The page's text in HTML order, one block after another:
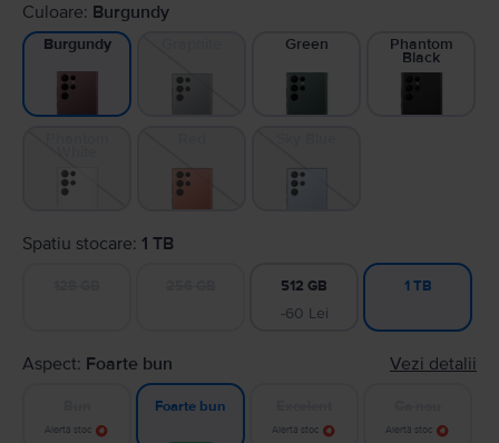
Culoare: Burgundy
Burgundy Green Phantom
Black
Spatiu stocare: 1 TB
512 GB
-60 Lei
1 TB
Aspect: Foarte bun Vezi detalii
Alertă stoc
Foarte bun
Alertă stoc Alertă stoc